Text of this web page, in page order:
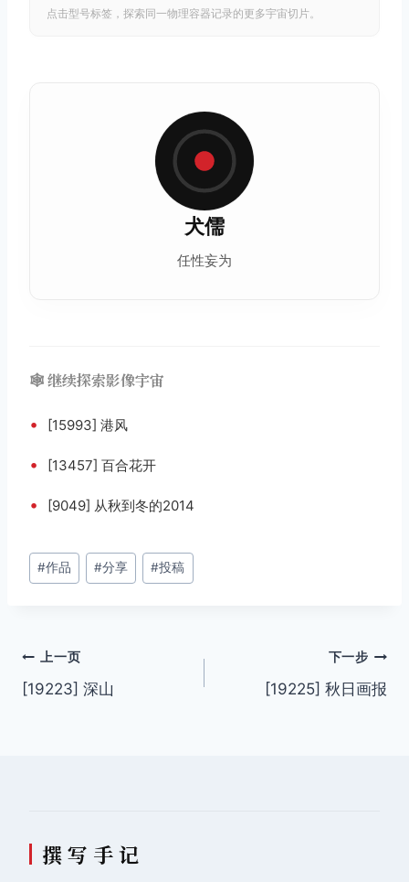
点击型号标签，探索同一物理容器记录的更多宇宙切片。
犬儒
任性妄为
🕸️ 继续探索影像宇宙
• [15993] 港风
• [13457] 百合花开
• [9049] 从秋到冬的2014
文
章
#作品 #分享 #投稿
文
章
上一页
[19223] 深山
下一步
[19225] 秋日画报
撰 写 手 记